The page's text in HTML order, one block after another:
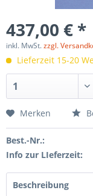
437,00 € *
inkl. MwSt.zzgl.
Lieferzeit 15-20
Merken
Best.-Nr.:
Info zur LIeferzeit:
Beschreibung